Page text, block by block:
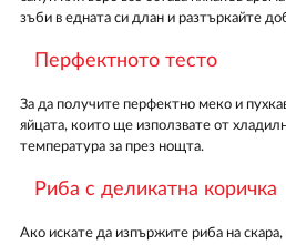
зъби в едната си длан и разтъркайте
Перфектното тесто
За да получите перфектно меко и
яйцата, които ще използвате от
температура за през нощта.
Риба с деликатна коричка
Ако искате да изпържите риба на скара,